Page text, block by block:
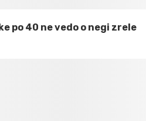
po 40 ne vedo o negi zrele